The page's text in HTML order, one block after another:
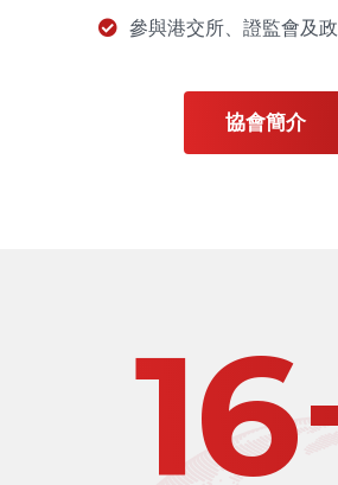
參與港交所、證監會及
協會簡介
24